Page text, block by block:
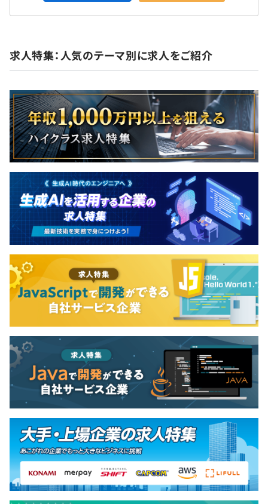
求人特集：人気のテーマ別に求人をご紹介